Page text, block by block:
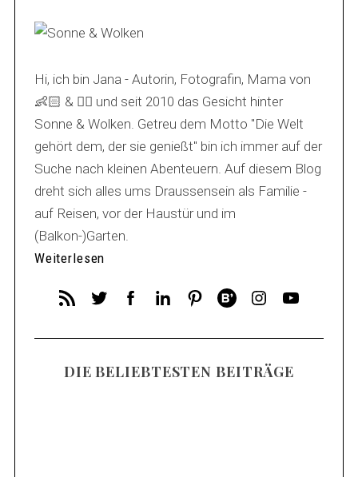
Hi, ich bin Jana - Autorin, Fotografin, Mama von
👶🏻 & 🐕‍🦺 und seit 2010 das Gesicht hinter
Sonne & Wolken. Getreu dem Motto "Die Welt
gehört dem, der sie genießt" bin ich immer auf der
Suche nach kleinen Abenteuern. Auf diesem Blog
dreht sich alles ums Draussensein als Familie -
auf Reisen, vor der Haustür und im
(Balkon-)Garten.
Weiterlesen
DIE BELIEBTESTEN BEITRÄGE